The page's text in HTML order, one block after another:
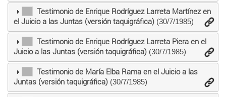
Testimonio de Enrique Rodríguez Larreta Martínez en
el Juicio a las Juntas (versión taquigráfica)(30/7/1985)
Testimonio de Enrique Rodríguez Larreta Piera en el
Juicio a las Juntas (versión taquigráfica)(30/7/1985)
Testimonio de María Elba Rama en el Juicio a las
Juntas (versión taquigráfica)(30/7/1985)